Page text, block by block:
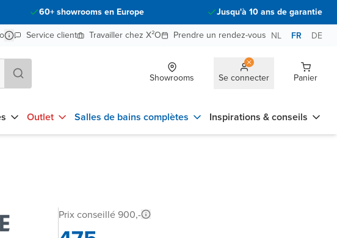
60+ showrooms en Europe
Jusqu'à 10 ans de garantie
Service client Travailler chez X²O Prendre un rendez-vous NL FR DE
Showrooms Se connecter Panier
Outlet Salles de bains complètes Inspirations & conseils
Prix conseillé 900,-